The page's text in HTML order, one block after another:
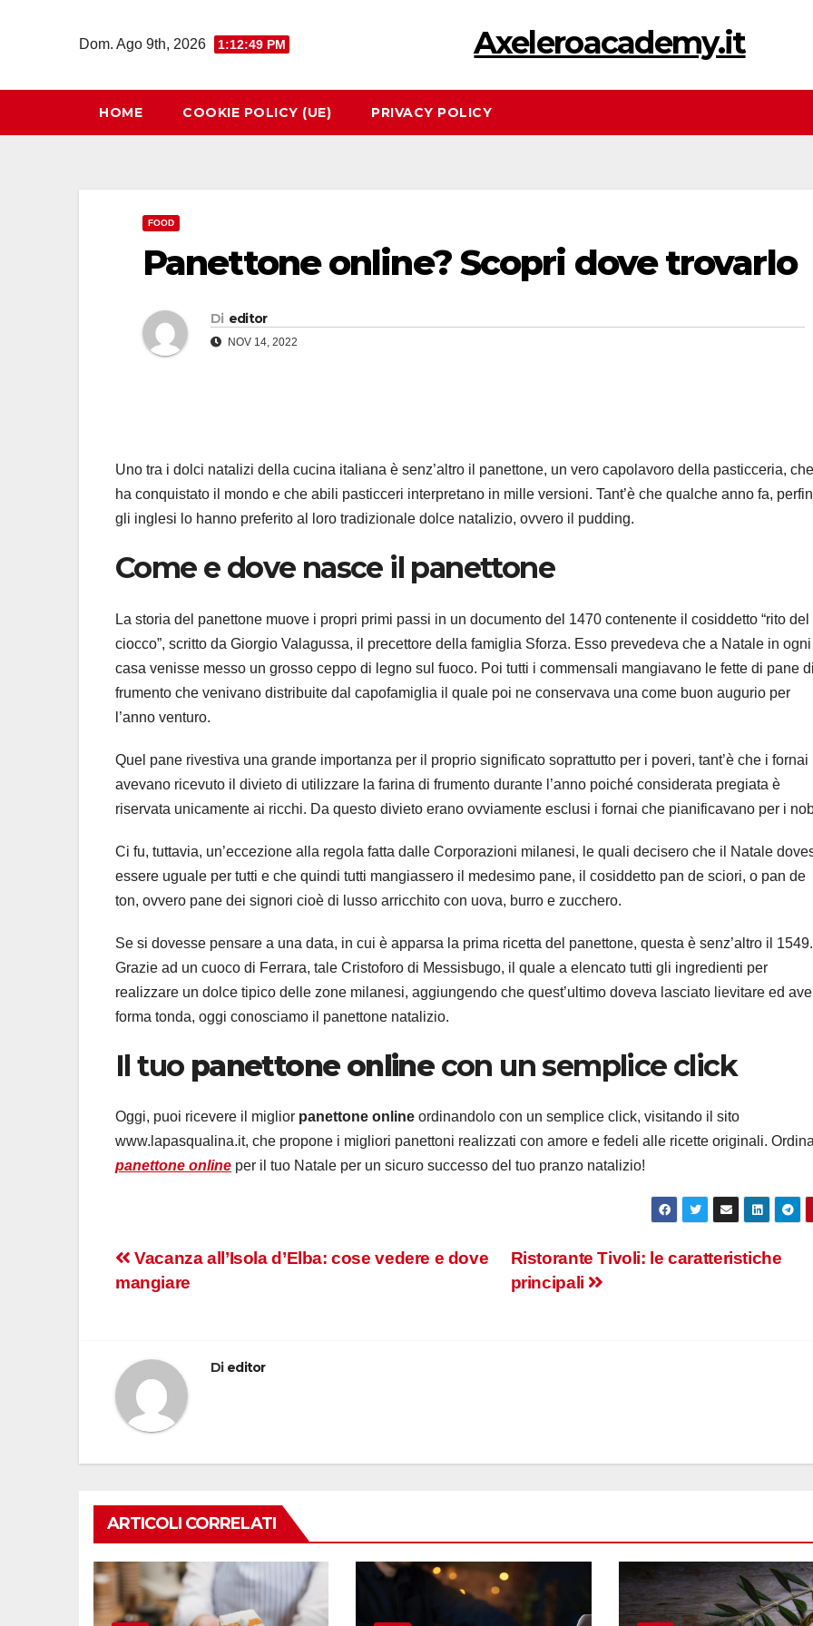
Dom. Ago 9th, 2026 1:12:49 PM Axeleroacademy.it
HOME COOKIE POLICY (UE) PRIVACY POLICY
FOOD
Panettone online? Scopri dove trovarlo
Di editor
NOV 14, 2022
Uno tra i dolci natalizi della cucina italiana è senz’altro il panettone, un vero capolavoro della pasticceria, che
ha conquistato il mondo e che abili pasticceri interpretano in mille versioni. Tant’è che qualche anno fa,
gli inglesi lo hanno preferito al loro tradizionale dolce natalizio, ovvero il pudding.
Come e dove nasce il panettone
La storia del panettone muove i propri primi passi in un documento del 1470 contenente il cosiddetto “rito del
ciocco”, scritto da Giorgio Valagussa, il precettore della famiglia Sforza. Esso prevedeva che a Natale in ogni
casa venisse messo un grosso ceppo di legno sul fuoco. Poi tutti i commensali mangiavano le fette di pane di
frumento che venivano distribuite dal capofamiglia il quale poi ne conservava una come buon augurio per
l’anno venturo.
Quel pane rivestiva una grande importanza per il proprio significato soprattutto per i poveri, tant’è che i fornai
avevano ricevuto il divieto di utilizzare la farina di frumento durante l’anno poiché considerata pregiata è
riservata unicamente ai ricchi. Da questo divieto erano ovviamente esclusi i fornai che pianificavano per i
Ci fu, tuttavia, un’eccezione alla regola fatta dalle Corporazioni milanesi, le quali decisero che il Natale
essere uguale per tutti e che quindi tutti mangiassero il medesimo pane, il cosiddetto pan de sciori, o pan de
ton, ovvero pane dei signori cioè di lusso arricchito con uova, burro e zucchero.
Se si dovesse pensare a una data, in cui è apparsa la prima ricetta del panettone, questa è senz’altro il 1549.
Grazie ad un cuoco di Ferrara, tale Cristoforo di Messisbugo, il quale a elencato tutti gli ingredienti per
realizzare un dolce tipico delle zone milanesi, aggiungendo che quest’ultimo doveva lasciato lievitare ed
forma tonda, oggi conosciamo il panettone natalizio.
Il tuo panettone onlinecon un semplice click
Oggi, puoi ricevere il miglior panettone online ordinandolo con un semplice click, visitando il sito
www.lapasqualina.it, che propone i migliori panettoni realizzati con amore e fedeli alle ricette originali.
panettone online per il tuo Natale per un sicuro successo del tuo pranzo natalizio!
Navigazione
articoli
Ristorante Tivoli: le caratteristiche
principali
Vacanza all’Isola d’Elba: cose vedere e dove
mangiare
Di editor
ARTICOLI CORRELATI